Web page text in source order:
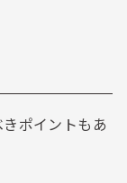
ポイントもあ